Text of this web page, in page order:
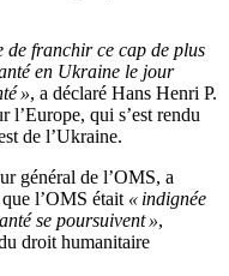
de franchir ce cap de plus
en Ukraine le jour
», a déclaré Hans Henri P.
qui s’est rendu
de l’Ukraine.
général de l’OMS, a
l’OMS était « indignée
se poursuivent »,
droit humanitaire